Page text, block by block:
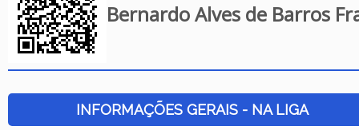
Bernardo Alves de Barros
INFORMAÇÕES GERAIS - NA LIGA